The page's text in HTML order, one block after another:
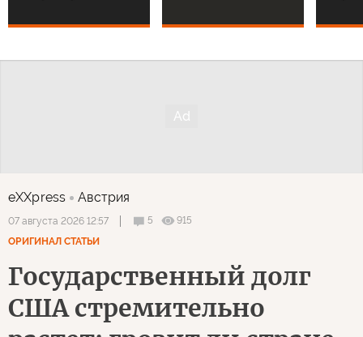
eXXpress Австрия
07 августа 2026 12:57 5
915
ОРИГИНАЛ СТАТЬИ
Государственный долг
США стремительно